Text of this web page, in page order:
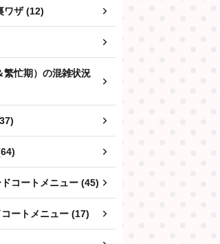
ワザ (12)
繁忙期）の混雑状況
コートメニュー (45)
ートメニュー (17)